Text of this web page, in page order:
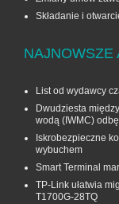
Składanie i
NAJNOWSZE
List od wydawcy
Dwudziesta
wodą (IWMC)
Iskrobezpieczne
wybuchem
Smart Terminal
TP-Link ułatwia
T1700G‑28TQ